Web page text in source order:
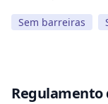
Sem barreiras
Regulamento